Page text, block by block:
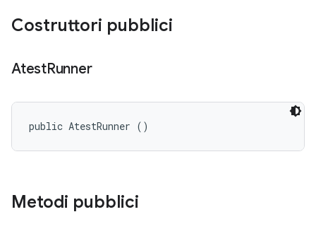
Costruttori pubblici
AtestRunner
public AtestRunner ()
Metodi pubblici